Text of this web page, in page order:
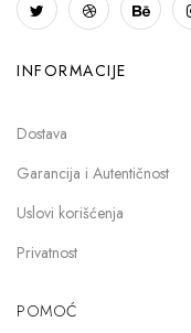
INFORMACIJE
Dostava
Garancija i Autentičnost
Uslovi korišćenja
Privatnost
POMOĆ